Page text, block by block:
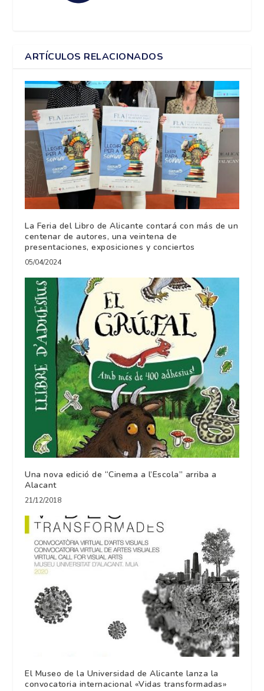
ARTÍCULOS RELACIONADOS
La Feria del Libro de Alicante contará con más de un
centenar de autores, una veintena de
presentaciones, exposiciones y conciertos
05/04/2024
Una nova edició de “Cinema a l’Escola” arriba a
Alacant
21/12/2018
El Museo de la Universidad de Alicante lanza la
convocatoria internacional «Vidas transformadas»